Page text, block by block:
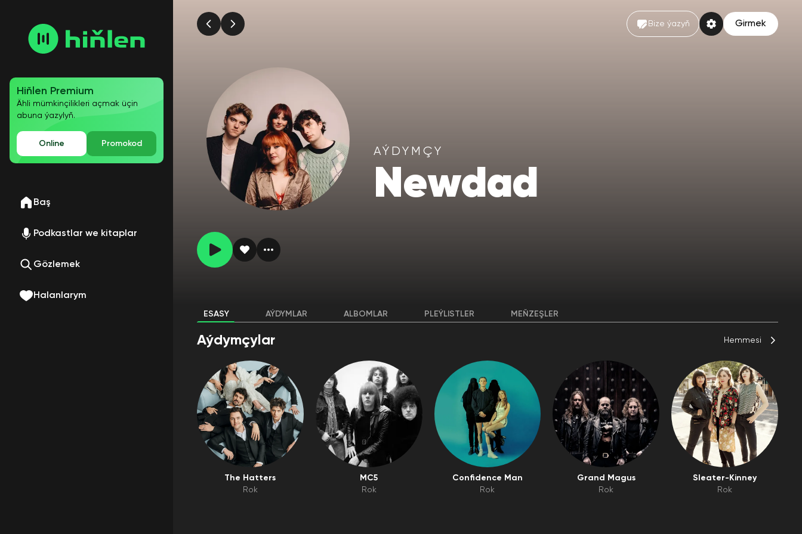
Hiňlen Premium
Ähli mümkinçilikleri açmak üçin
abuna ýazylyň.
Online Promokod
Baş
Podkastlar we kitaplar
Gözlemek
Halanlarym
Bize ýazyň Girmek
AÝDYMÇY
Newdad
ESASY AÝDYMLAR ALBOMLAR PLEÝLISTLER MEŇZEŞLER
Aýdymçylar Hemmesi
The Hatters
Rok
MC5
Rok
Confidence Man
Rok
Grand Magus
Rok
Sleater-Kinney
Rok